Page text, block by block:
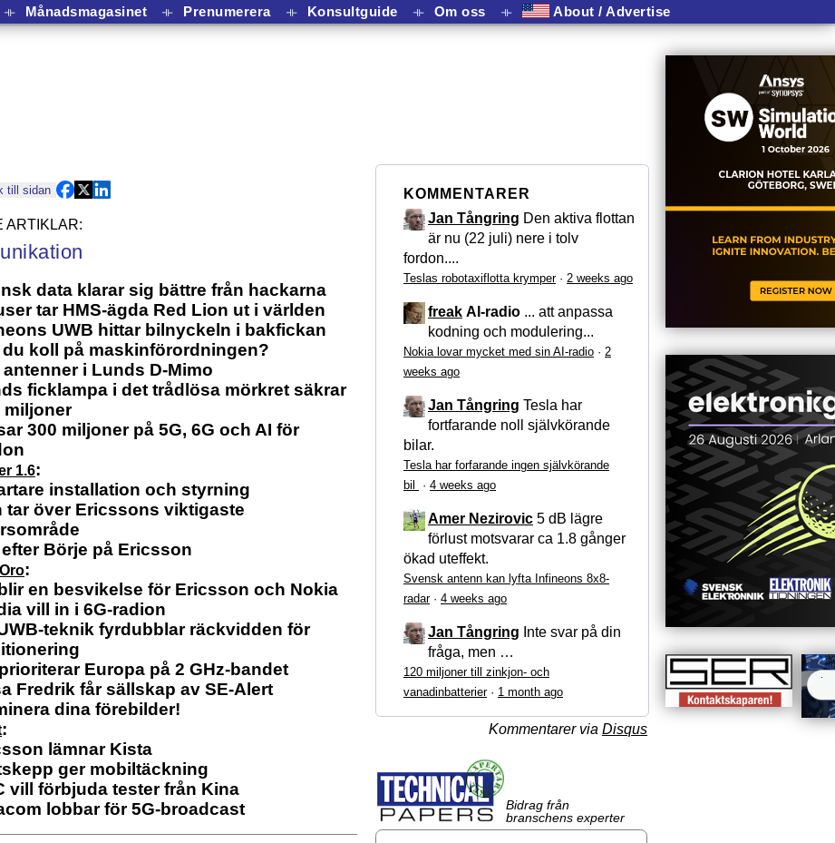
⟛ Månadsmagasinet ⟛ Prenumerera ⟛ Konsultguide ⟛ Om oss ⟛ About / Advertise
till sidan
data klarar sig bättre från hackarna
tar HMS-ägda Red Lion ut i världen
UWB hittar bilnyckeln i bakfickan
du koll på maskinförordningen?
antenner i Lunds D-Mimo
ficklampa i det trådlösa mörkret säkrar
miljoner
300 miljoner på 5G, 6G och AI för
1.6:
installation och styrning
tar över Ericssons viktigaste
efter Börje på Ericsson
:
en besvikelse för Ericsson och Nokia
vill in i 6G-radion
teknik fyrdubblar räckvidden för
Europa på 2 GHz-bandet
Fredrik får sällskap av SE-Alert
dina förebilder!
:
lämnar Kista
ger mobiltäckning
vill förbjuda tester från Kina
lobbar för 5G-broadcast
KOMMENTARER
Jan Tångring Den aktiva flottan
är nu (22 juli) nere i tolv
fordon....
Teslas robotaxiflotta krymper· 2 weeks ago
freak AI-radio ... att anpassa
kodning och modulering...
Nokia lovar mycket med sin AI-radio · 2
weeks ago
Jan Tångring Tesla har
fortfarande noll självkörande
bilar.
Tesla har forfarande ingen självkörande
bil
· 4 weeks ago
Amer Nezirovic 5 dB lägre
förlust motsvarar ca 1.8 gånger
ökad uteffekt.
Svensk antenn kan lyfta Infineons 8x8-
radar· 4 weeks ago
Jan Tångring Inte svar på din
fråga, men …
120 miljoner till zinkjon- och
vanadinbatterier· 1 month ago
Kommentarer via Disqus
Bidrag från
branschens experter